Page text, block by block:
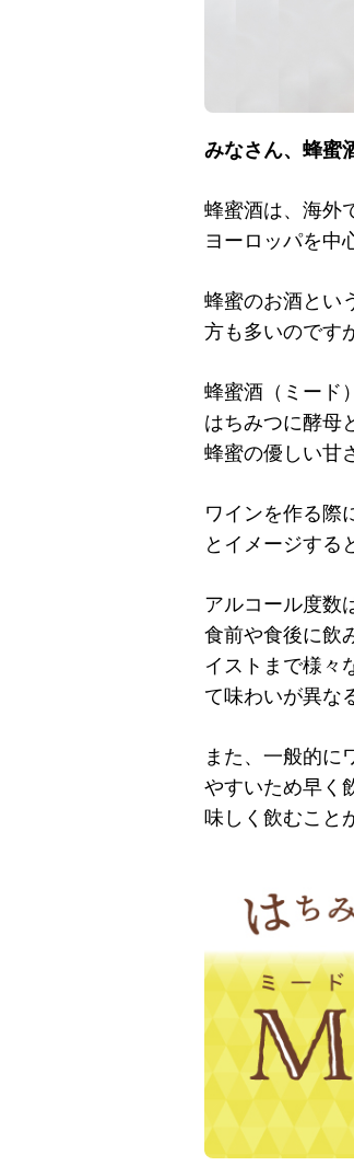
みなさん、蜂蜜
蜂蜜酒は、海外
ヨーロッパを中
蜂蜜のお酒とい
方も多いのです
蜂蜜酒（ミード
はちみつに酵母
蜂蜜の優しい甘
ワインを作る際
とイメージする
アルコール度数
食前や食後に飲
イストまで様々
て味わいが異な
また、一般的に
やすいため早く
味しく飲むこと